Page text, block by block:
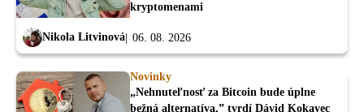
kryptomenami
Nikola Litvinová 06. 08. 2026
Novinky
„Nehnuteľnosť za Bitcoin bude úplne
bežná alternatíva,” tvrdí Dávid Kokavec